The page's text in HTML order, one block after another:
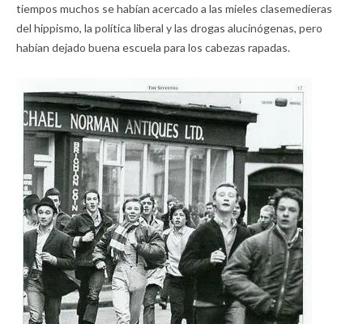
tiempos muchos se habían acercado a las mieles clasemedieras
del hippismo, la política liberal y las drogas alucinógenas, pero
habían dejado buena escuela para los cabezas rapadas.